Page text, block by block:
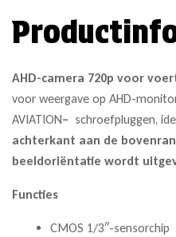
AHD-camera 720p voor
voor weergave op AHD-
AVIATION– schroefpluggen,
achterkant aan de
beeldoriëntatie wordt
Functies
CMOS 1/3″-sensorchip